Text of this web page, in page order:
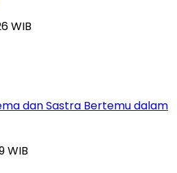
WIB
dan Sastra Bertemu dalam
WIB